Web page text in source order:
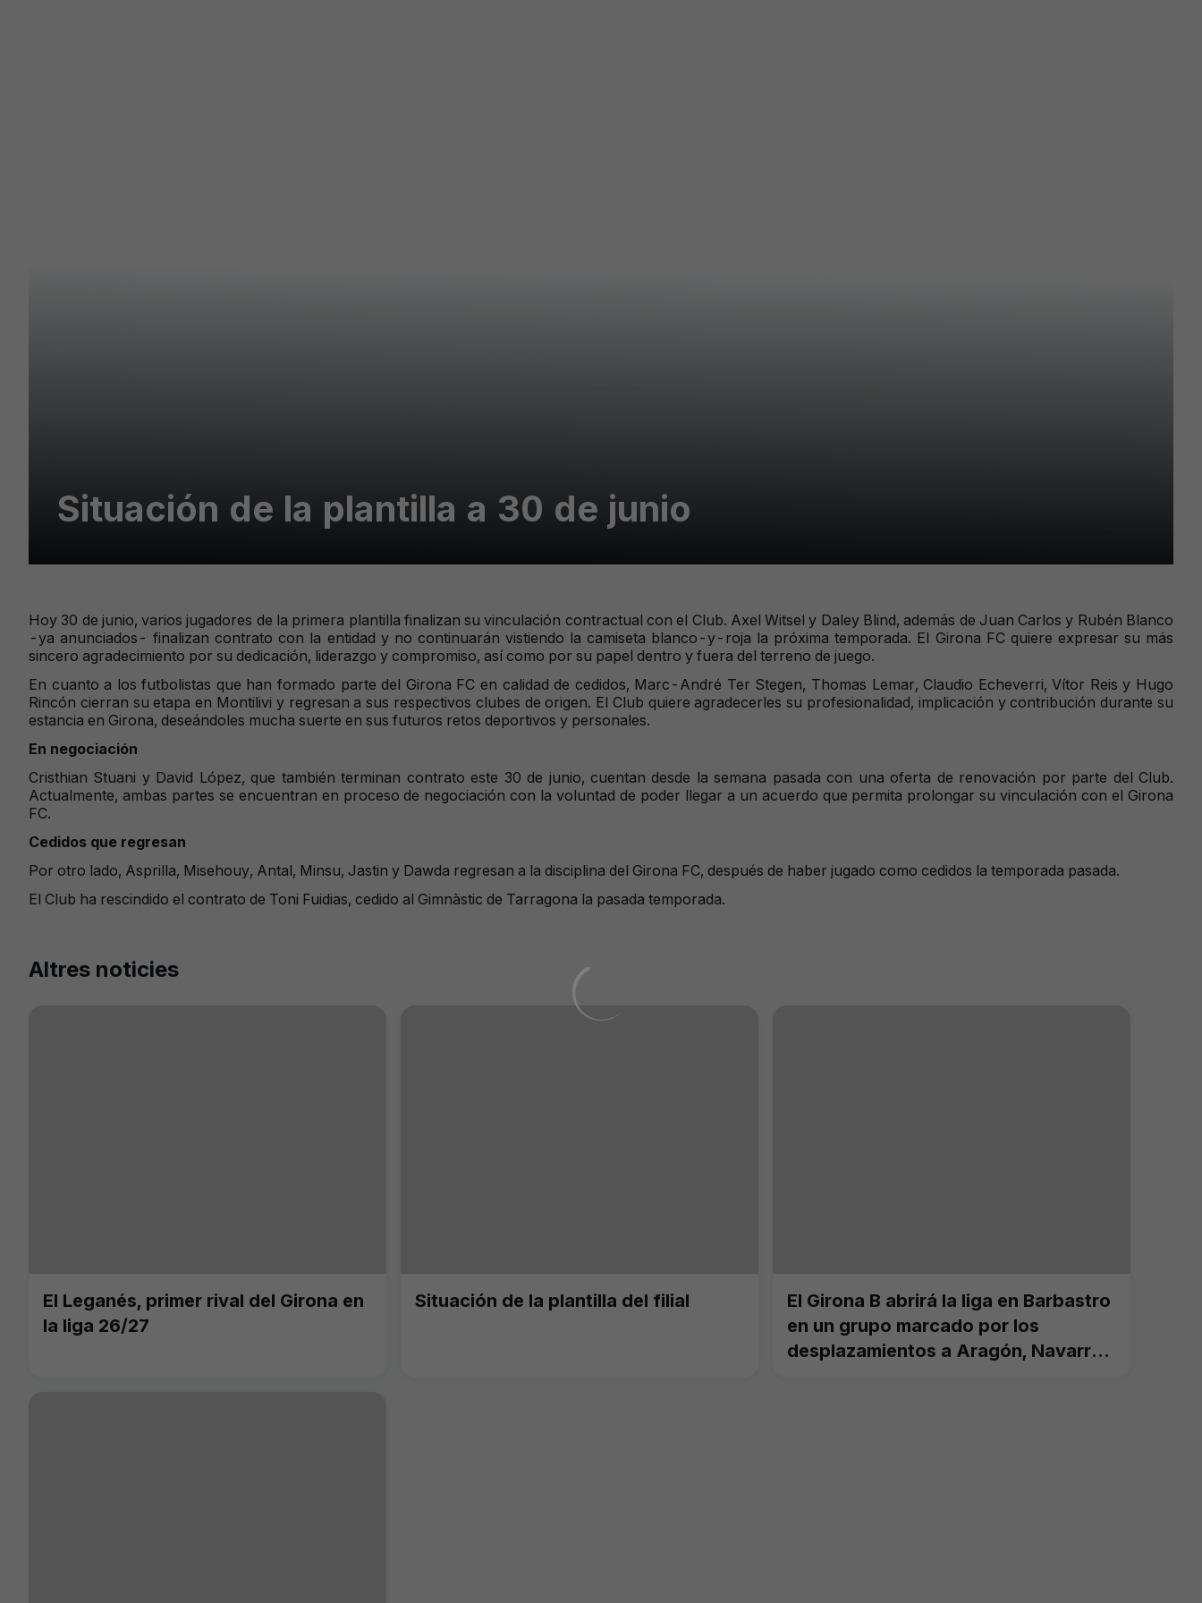
Situación de la plantilla a 30 de junio
Hoy 30 de junio, varios jugadores de la primera plantilla finalizan su vinculación contractual con el Club. Axel Witsel y Daley Blind, además de Juan Carlos y Rubén Blanco
-ya anunciados- finalizan contrato con la entidad y no continuarán vistiendo la camiseta blanco-y-roja la próxima temporada. El Girona FC quiere expresar su más
sincero agradecimiento por su dedicación, liderazgo y compromiso, así como por su papel dentro y fuera del terreno de juego.
En cuanto a los futbolistas que han formado parte del Girona FC en calidad de cedidos, Marc-André Ter Stegen, Thomas Lemar, Claudio Echeverri, Vítor Reis y Hugo
Rincón cierran su etapa en Montilivi y regresan a sus respectivos clubes de origen. El Club quiere agradecerles su profesionalidad, implicación y contribución durante su
estancia en Girona, deseándoles mucha suerte en sus futuros retos deportivos y personales.
En negociación
Cristhian Stuani y David López, que también terminan contrato este 30 de junio, cuentan desde la semana pasada con una oferta de renovación por parte del Club.
Actualmente, ambas partes se encuentran en proceso de negociación con la voluntad de poder llegar a un acuerdo que permita prolongar su vinculación con el Girona
FC.
Cedidos que regresan
Por otro lado, Asprilla, Misehouy, Antal, Minsu, Jastin y Dawda regresan a la disciplina del Girona FC, después de haber jugado como cedidos la temporada pasada.
El Club ha rescindido el contrato de Toni Fuidias, cedido al Gimnàstic de Tarragona la pasada temporada.
Altres noticies
El Leganés, primer rival del Girona en
la liga 26/27
Situación de la plantilla del filial
El Girona B abrirá la liga en Barbastro
en un grupo marcado por los
desplazamientos a Aragón, Navarra